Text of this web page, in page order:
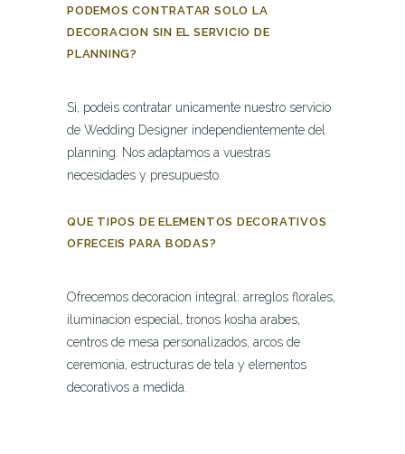
PODEMOS CONTRATAR SOLO LA
DECORACION SIN EL SERVICIO DE
PLANNING?
Si, podeis contratar unicamente nuestro servicio
de Wedding Designer independientemente del
planning. Nos adaptamos a vuestras
necesidades y presupuesto.
QUE TIPOS DE ELEMENTOS DECORATIVOS
OFRECEIS PARA BODAS?
Ofrecemos decoracion integral: arreglos florales,
iluminacion especial, tronos kosha arabes,
centros de mesa personalizados, arcos de
ceremonia, estructuras de tela y elementos
decorativos a medida.